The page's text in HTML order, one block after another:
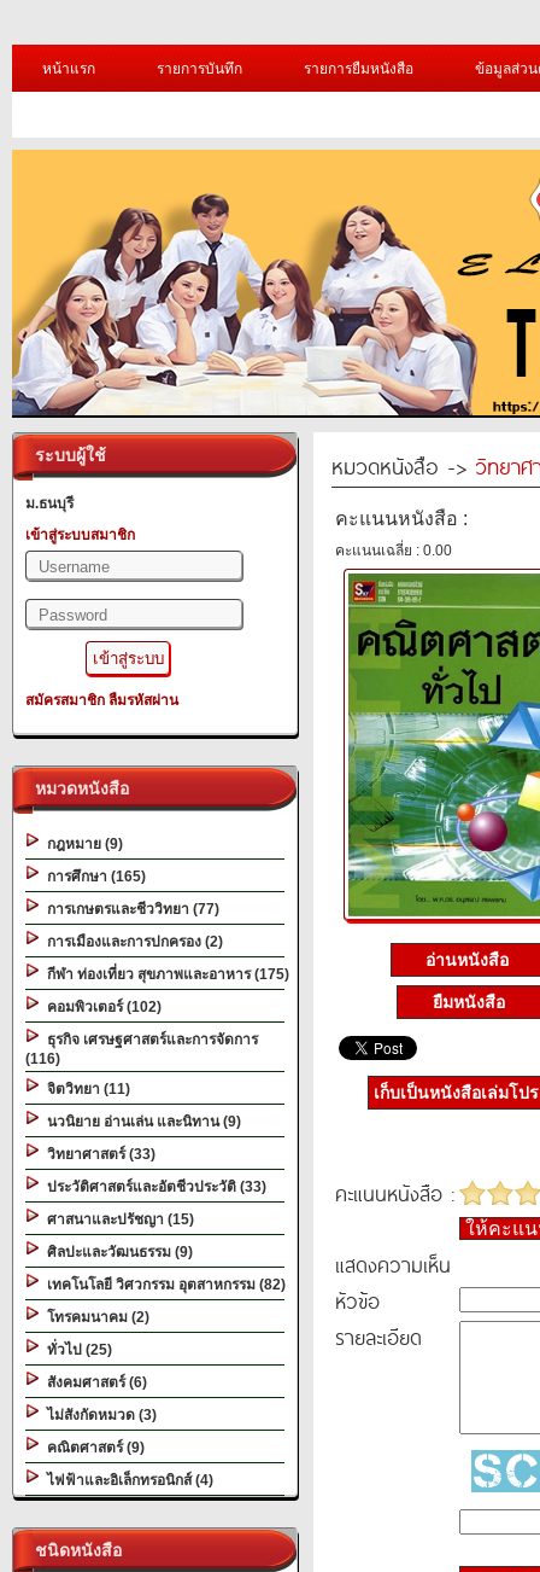
หน้าแรก รายการบันทึก รายการยืมหนังสือ ข้อมูลส่ว
ระบบผู้ใช้
ม.ธนบุรี
เข้าสู่ระบบสมาชิก
สมัครสมาชิก ลืมรหัสผ่าน
หมวดหนังสือ
กฎหมาย (9)
การศึกษา (165)
การเกษตรและชีววิทยา (77)
การเมืองและการปกครอง (2)
กีฬา ท่องเที่ยว สุขภาพและอาหาร (175)
คอมพิวเตอร์ (102)
ธุรกิจ เศรษฐศาสตร์และการจัดการ
(116)
จิตวิทยา (11)
นวนิยาย อ่านเล่น และนิทาน (9)
วิทยาศาสตร์ (33)
ประวัติศาสตร์และอัตชีวประวัติ (33)
ศาสนาและปรัชญา (15)
ศิลปะและวัฒนธรรม (9)
เทคโนโลยี วิศวกรรม อุตสาหกรรม (82)
โทรคมนาคม (2)
ทั่วไป (25)
สังคมศาสตร์ (6)
ไม่สังกัดหมวด (3)
คณิตศาสตร์ (9)
ไฟฟ้าและอิเล็กทรอนิกส์ (4)
ชนิดหนังสือ
หมวดหนังสือ -> วิทยาศ
คะแนนหนังสือ :
คะแนนเฉลี่ย : 0.00
อ่านหนังสือ
ยืมหนังสือ
เก็บเป็นหนังสือเล่มโป
คะแนนหนังสือ :
ให้คะแ
แสดงความเห็น
หัวข้อ
รายละเอียด